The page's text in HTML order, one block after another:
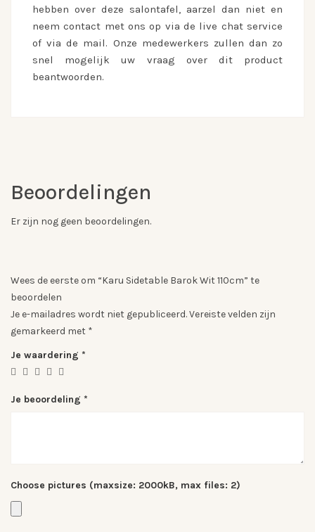
hebben over deze salontafel, aarzel dan niet en
neem contact met ons op via de live chat service
of via de mail. Onze medewerkers zullen dan zo
snel mogelijk uw vraag over dit product
beantwoorden.
Beoordelingen
Er zijn nog geen beoordelingen.
Wees de eerste om “Karu Sidetable Barok Wit 110cm” te
beoordelen
Je e-mailadres wordt niet gepubliceerd.Vereiste velden zijn
gemarkeerd met *
Je waardering *
Je beoordeling *
Choose pictures (maxsize: 2000kB, max files: 2)